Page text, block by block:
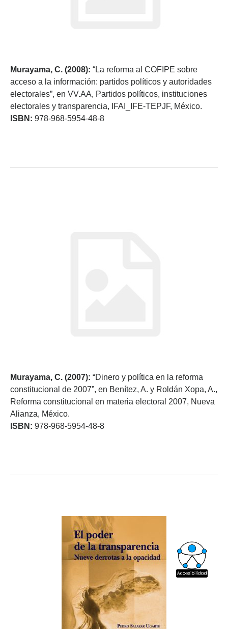
Murayama, C. (2008): “La reforma al COFIPE sobre
acceso a la información: partidos políticos y autoridades
electorales”, en VV.AA, Partidos políticos, instituciones
electorales y transparencia, IFAI_IFE-TEPJF, México.
ISBN: 978-968-5954-48-8
Murayama, C. (2007): “Dinero y política en la reforma
constitucional de 2007”, en Benítez, A. y Roldán Xopa, A.,
Reforma constitucional en materia electoral 2007, Nueva
Alianza, México.
ISBN: 978-968-5954-48-8